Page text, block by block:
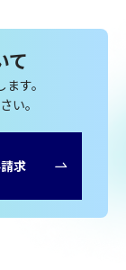
て
す。
い。
求